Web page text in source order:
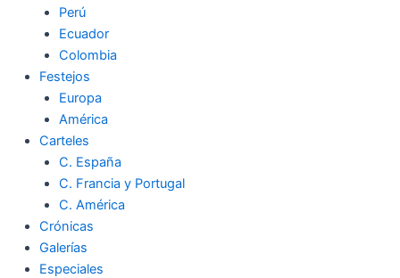
Perú
Ecuador
Colombia
Festejos
Europa
América
Carteles
C. España
C. Francia y Portugal
C. América
Crónicas
Galerías
Especiales